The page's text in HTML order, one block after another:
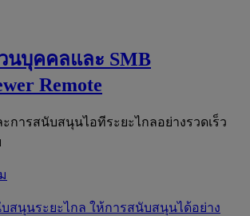
นบุคคลและ SMB
Remote
ะการสนับสนุนไอทีระยะไกลอย่างรวดเร็ว
สนุนระยะไกล ให้การสนับสนุนได้อย่าง